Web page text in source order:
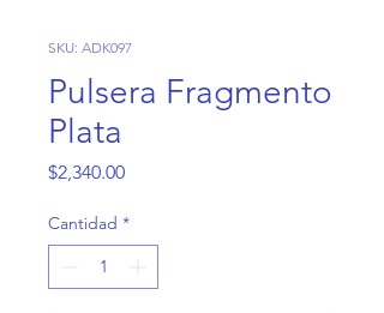
SKU: ADK097
Pulsera Fragmento
Plata
$2,340.00Precio
Cantidad *